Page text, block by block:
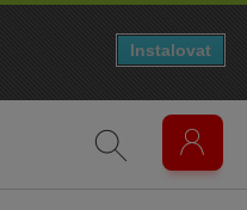
Instalovat